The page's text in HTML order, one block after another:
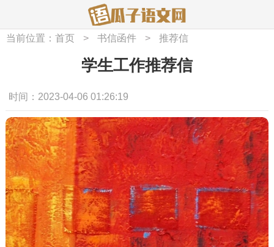
当前位置： 首页 > 书信函件 > 推荐信
学生工作推荐信
时间：2023-04-06 01:26:19